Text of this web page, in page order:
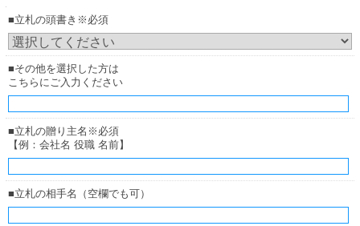
（正面からみたイメージ）
（横からみたイメージ）
木調ボード
お花の下（花の中）に立ててご用意致します。
■立札の頭書き※必須
■その他を選択した方は
こちらにご入力ください
■立札の贈り主名※必須
【例：会社名 役職 名前】
■立札の相手名（空欄でも可）